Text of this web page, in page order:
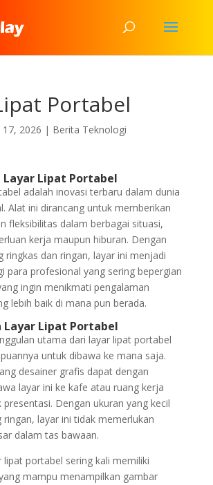
Portabel
17, 2026 | Berita Teknologi
Layar Lipat Portabel
adalah inovasi terbaru dalam dunia
Alat ini dirancang untuk memberikan
fleksibilitas dalam berbagai situasi,
kerja maupun hiburan. Dengan
ringkas dan ringan, layar ini menjadi
para profesional yang sering bepergian
ingin menikmati pengalaman
lebih baik di mana pun berada.
Layar Lipat Portabel
utama dari layar lipat portabel
untuk dibawa ke mana saja.
desainer grafis dapat dengan
layar ini ke kafe atau ruang kerja
Dengan ukuran yang kecil
ringan, layar ini tidak memerlukan
dalam tas bawaan.
lipat portabel sering kali memiliki
mampu menampilkan gambar